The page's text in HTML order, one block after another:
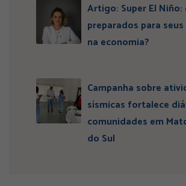
Artigo: Super El
preparados para
na economia?
Campanha sobre
sísmicas fortalece
comunidades em
do Sul